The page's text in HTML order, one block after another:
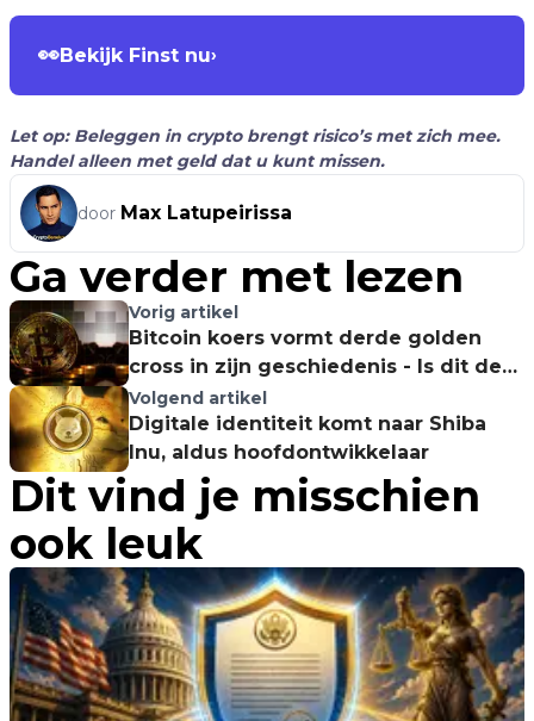
👀Bekijk Finst nu›
Let op: Beleggen in crypto brengt risico’s met zich mee.
Handel alleen met geld dat u kunt missen.
door Max Latupeirissa
Ga verder met lezen
Vorig artikel
Bitcoin koers vormt derde golden
cross in zijn geschiedenis - Is dit de
start naar een nieuwe all-time high?
Volgend artikel
Digitale identiteit komt naar Shiba
Inu, aldus hoofdontwikkelaar
Dit vind je misschien
ook leuk